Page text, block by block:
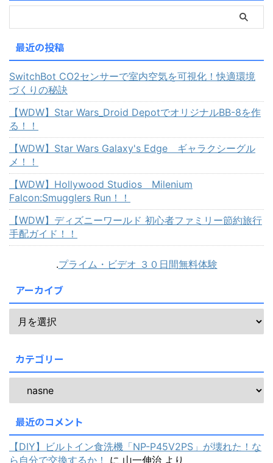
最近の投稿
SwitchBot CO2センサーで室内空気を可視化！快適環境
づくりの秘訣
【WDW】Star Wars_Droid DepotでオリジナルBB-8を作
る！！
【WDW】Star Wars Galaxy's Edge ギャラクシーグル
メ！！
【WDW】Hollywood Studios Milenium
Falcon:Smugglers Run！！
【WDW】ディズニーワールド 初心者ファミリー節約旅行
手配ガイド！！
.プライム・ビデオ ３０日間無料体験
アーカイブ
カテゴリー
最近のコメント
【DIY】ビルトイン食洗機「NP-P45V2PS」が壊れた！な
ら自分で交換するか！
に 山一伸治 より